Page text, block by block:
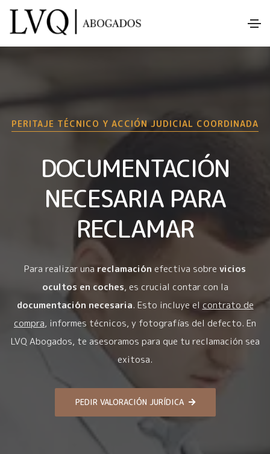
PERITAJE TÉCNICO Y ACCIÓN JUDICIAL COORDINADA
DOCUMENTACIÓN
NECESARIA PARA
RECLAMAR
Para realizar una reclamación efectiva sobre vicios
ocultos en coches, es crucial contar con la
documentación necesaria. Esto incluye el contrato de
compra, informes técnicos, y fotografías del defecto. En
LVQ Abogados, te asesoramos para que tu reclamación sea
exitosa.
PEDIR VALORACIÓN JURÍDICA